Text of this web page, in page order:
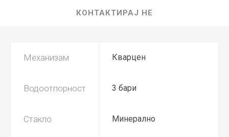
КОНТАКТИРАЈ НЕ
Механизам Кварцен
Водоотпорност 3 бари
Стакло Минерално